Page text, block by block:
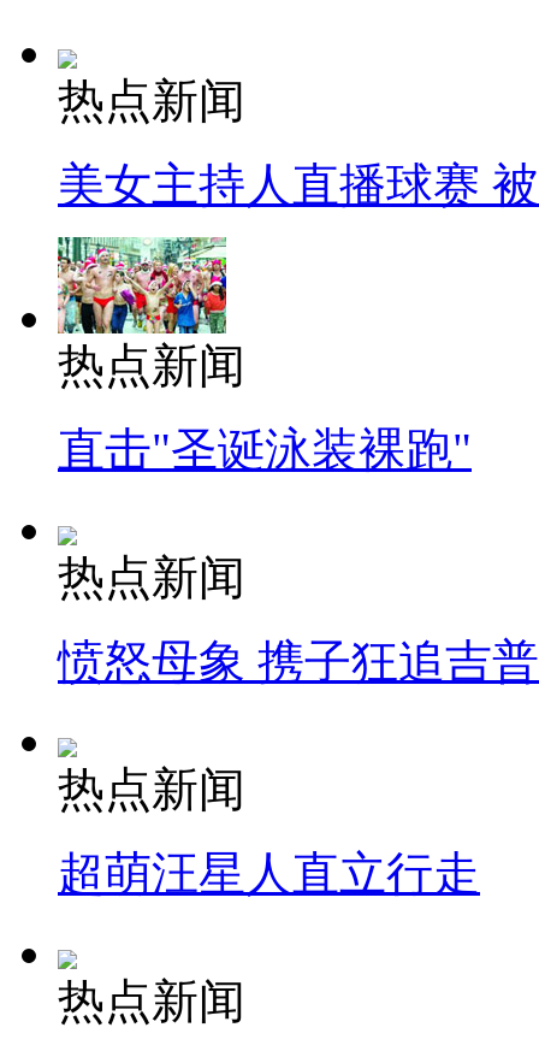
热点新闻
美女主持人直播球赛
热点新闻
直击"圣诞泳装裸跑"
热点新闻
愤怒母象 携子狂追吉
热点新闻
超萌汪星人直立行走
热点新闻